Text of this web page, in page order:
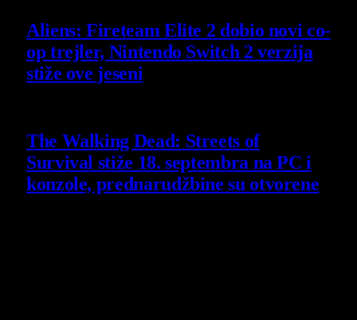
Aliens: Fireteam Elite 2 dobio novi co-
op trejler, Nintendo Switch 2 verzija
stiže ove jeseni
The Walking Dead: Streets of
Survival stiže 18. septembra na PC i
konzole, prednarudžbine su otvorene